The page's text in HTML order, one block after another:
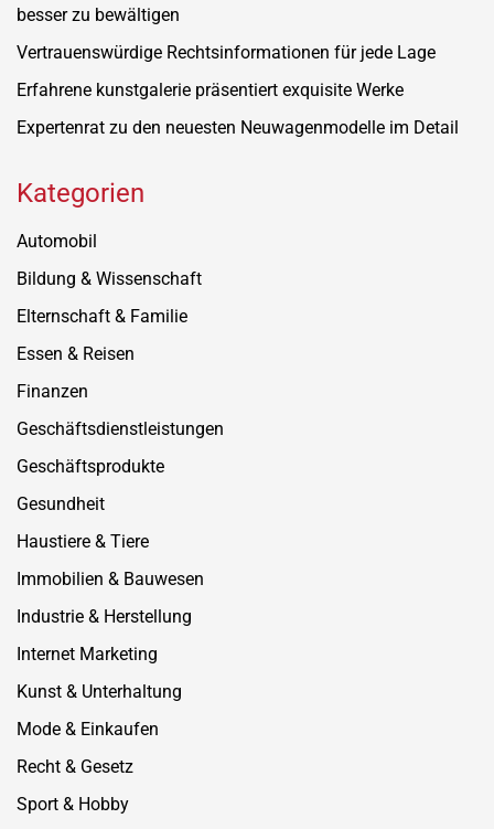
besser zu bewältigen
Vertrauenswürdige Rechtsinformationen für jede Lage
Erfahrene kunstgalerie präsentiert exquisite Werke
Expertenrat zu den neuesten Neuwagenmodelle im Detail
Kategorien
Automobil
Bildung & Wissenschaft
Elternschaft & Familie
Essen & Reisen
Finanzen
Geschäftsdienstleistungen
Geschäftsprodukte
Gesundheit
Haustiere & Tiere
Immobilien & Bauwesen
Industrie & Herstellung
Internet Marketing
Kunst & Unterhaltung
Mode & Einkaufen
Recht & Gesetz
Sport & Hobby